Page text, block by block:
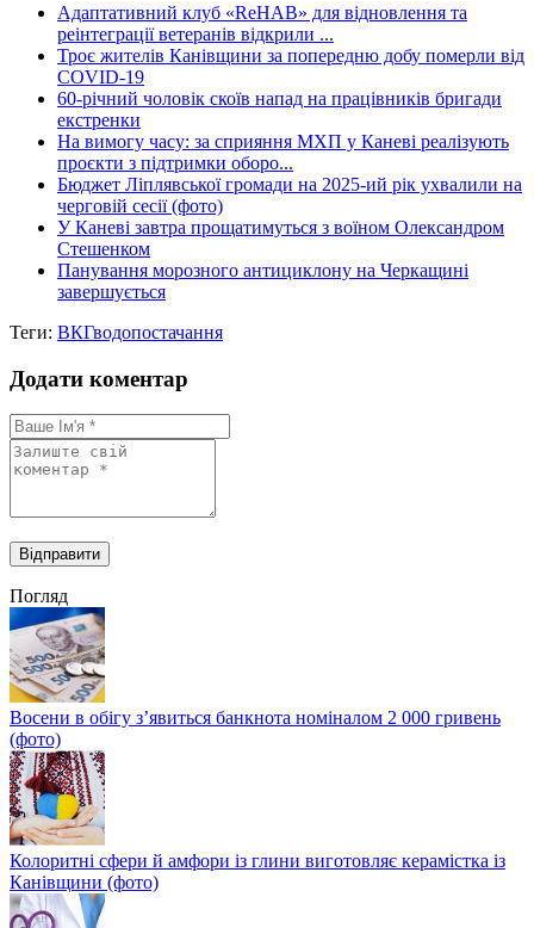
Адаптативний клуб «ReHAB» для відновлення та
реінтеграції ветеранів відкрили ...
Троє жителів Канівщини за попередню добу померли від
COVID-19
60-річний чоловік скоїв напад на працівників бригади
екстренки
На вимогу часу: за сприяння МХП у Каневі реалізують
проєкти з підтримки оборо...
Бюджет Ліплявської громади на 2025-ий рік ухвалили на
черговій сесії (фото)
У Каневі завтра прощатимуться з воїном Олександром
Стешенком
Панування морозного антициклону на Черкащині
завершується
Теги: ВКГводопостачання
Додати коментар
Погляд
Восени в обігу з’явиться банкнота номіналом 2 000 гривень
(фото)
Колоритні сфери й амфори із глини виготовляє керамістка із
Канівщини (фото)